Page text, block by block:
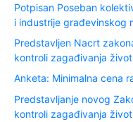
Potpisan Poseban
i industrije građevinskog
Predstavljen Nacrt
kontroli zagađivanja
Anketa: Minimalna cena
Predstavljanje novog
kontroli zagađivanja